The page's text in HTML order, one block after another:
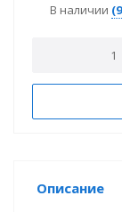
В наличии
Описание